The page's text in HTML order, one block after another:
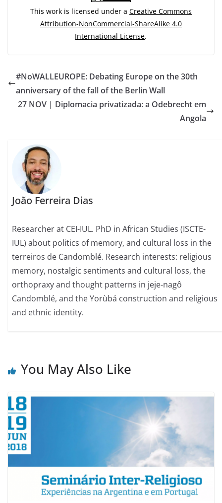
This work is licensed under a Creative Commons
Attribution-NonCommercial-ShareAlike 4.0
International License.
#NoWALLEUROPE: Debating Europe on the 30th
anniversary of the fall of the Berlin Wall
27 NOV | Diplomacia privatizada: a Odebrecht em
Angola
João Ferreira Dias
Researcher at CEI-IUL. PhD in African Studies (ISCTE-
IUL) about politics of memory, and cultural loss in the
terreiros de Candomblé. Research interests: religious
memory, nostalgic sentiments and cultural loss, the
orthopraxy and thought patterns in jeje-nagô
Candomblé, and the Yorùbá construction and religious
and ethnic identity.
You May Also Like